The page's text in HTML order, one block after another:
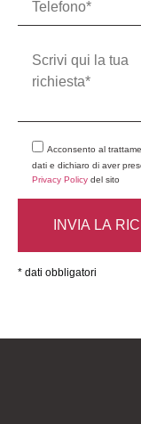
Acconsento al
dati e dichiaro di aver
Privacy Policy del sito
* dati obbligatori